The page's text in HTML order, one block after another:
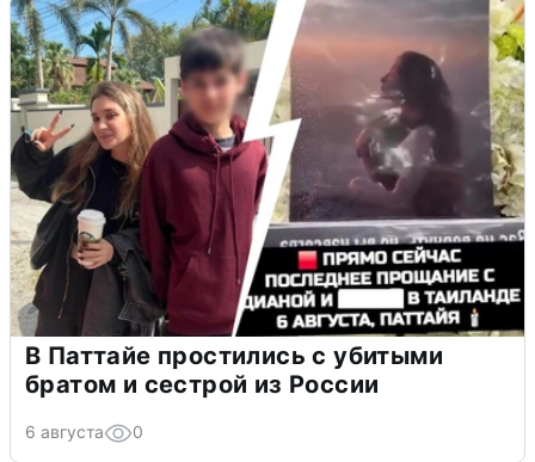
В Паттайе простились с убитыми
братом и сестрой из России
6 августа 0